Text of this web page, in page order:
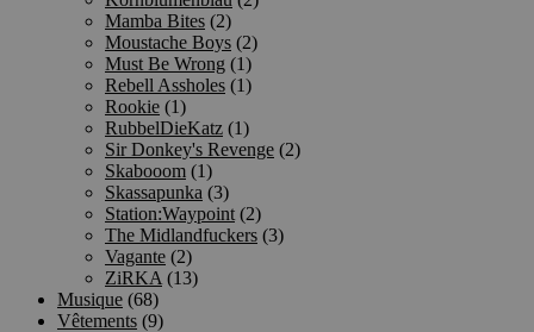
Mamba Bites (2)
Moustache Boys (2)
Must Be Wrong (1)
Rebell Assholes (1)
Rookie (1)
RubbelDieKatz (1)
Sir Donkey's Revenge (2)
Skabooom (1)
Skassapunka (3)
Station:Waypoint (2)
The Midlandfuckers (3)
Vagante (2)
ZiRKA (13)
Musique (68)
Vêtements (9)